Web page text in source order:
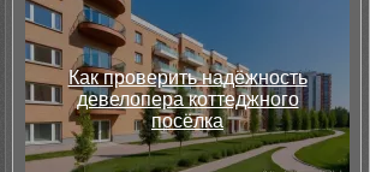
Как проверить надёжность
девелопера коттеджного
посёлка